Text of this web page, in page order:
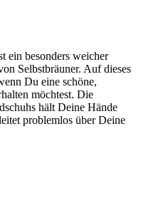
ein besonders weicher
Selbstbräuner. Auf dieses
Du eine schöne,
möchtest. Die
hält Deine Hände
problemlos über Deine